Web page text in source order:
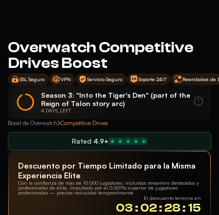
Overwatch Competitive
Drives Boost
SSL Seguro VPN Servicio Seguro Soporte 24/7 Reembolsos de
Season 3: "Into the Tiger's Den" (part of the
Reign of Talon story arc)
4 DAYS_LEFT
Boost de Overwatch Competitive Drives
Rated 4.9+
Descuento por Tiempo Limitado para la Misma
Experiencia Elite
Con la confianza de más de 10.000 jugadores, incluidos streamers destacados y
profesionales de élite. Impulsado por el 0,001% superior de jugadores
profesionales — precios reducidos temporalmente
El descuento termina en
03 : 02 : 28 : 14